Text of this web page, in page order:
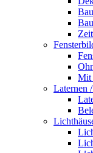
Mit
Laternen